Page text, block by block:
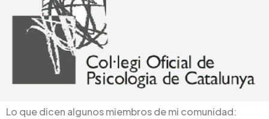
Lo que dicen algunos miembros de mi comunidad: